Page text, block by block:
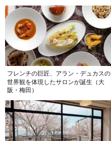
フレンチの巨匠、アラン・デュカスの
世界観を体現したサロンが誕生（大
阪・梅田）